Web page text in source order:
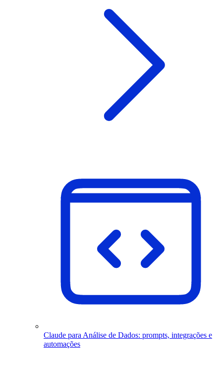
Claude para Análise de Dados: prompts, integrações e
automações